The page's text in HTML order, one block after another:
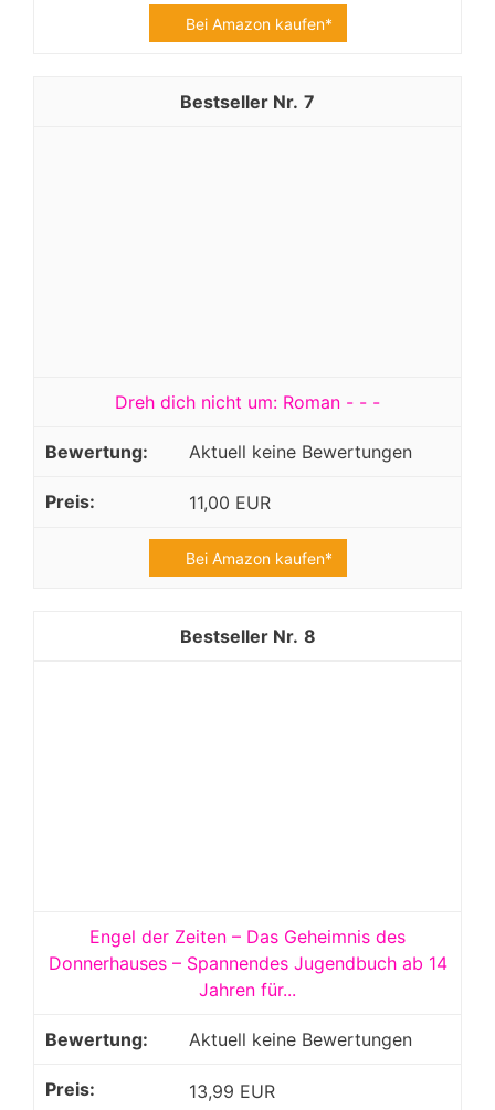
Bei Amazon kaufen*
7
Dreh dich nicht um: Roman - - -
Aktuell keine Bewertungen
11,00 EUR
Bei Amazon kaufen*
8
Engel der Zeiten – Das Geheimnis des
Donnerhauses – Spannendes Jugendbuch ab 14
Jahren für...
Aktuell keine Bewertungen
13,99 EUR